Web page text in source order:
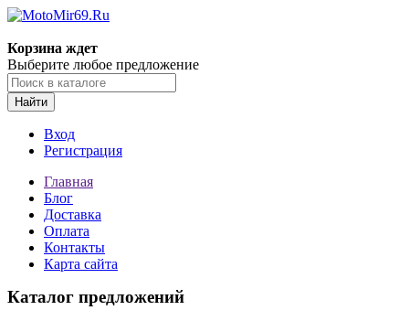
Корзина ждет
Выберите любое предложение
Найти
Вход
Регистрация
Главная
Блог
Доставка
Оплата
Контакты
Карта сайта
Каталог предложений